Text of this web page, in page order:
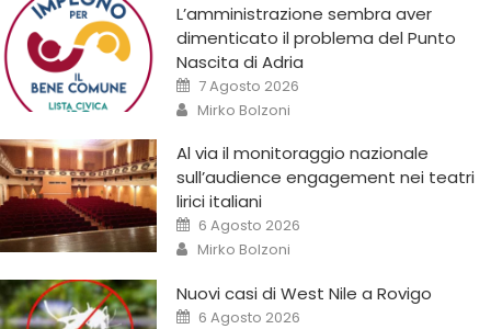
L’amministrazione sembra aver
dimenticato il problema del Punto
Nascita di Adria
7 Agosto 2026
Mirko Bolzoni
Al via il monitoraggio nazionale
sull’audience engagement nei teatri
lirici italiani
6 Agosto 2026
Mirko Bolzoni
Nuovi casi di West Nile a Rovigo
6 Agosto 2026